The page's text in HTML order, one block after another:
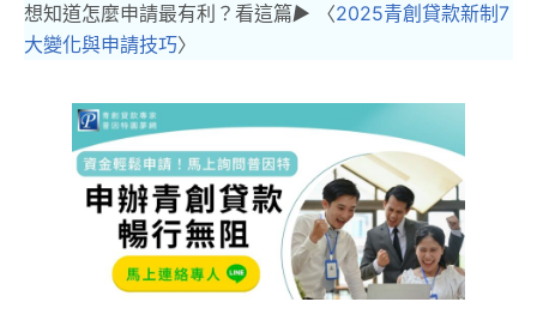
想知道怎麼申請最有利？看這篇▶︎ 〈2025青創貸款新制7
大變化與申請技巧〉